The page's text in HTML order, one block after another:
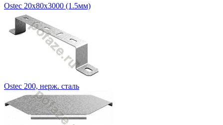
Ostec 20х80х3000 (1.5мм)
Ostec 200, нерж. сталь